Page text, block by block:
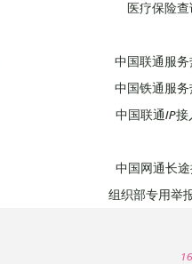
医疗保险
中国联通服
中国铁通服
中国联通IP
中国网通长
组织部专用举